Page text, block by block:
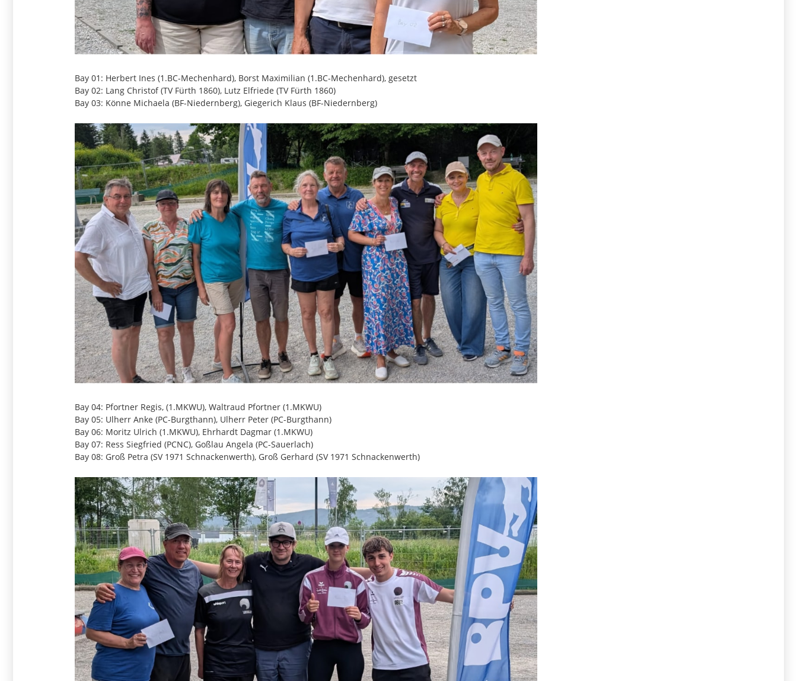
Bay 01: Herbert Ines (1.BC-Mechenhard), Borst Maximilian (1.BC-Mechenhard), gesetzt
Bay 02: Lang Christof (TV Fürth 1860), Lutz Elfriede (TV Fürth 1860)
Bay 03: Könne Michaela (BF-Niedernberg), Giegerich Klaus (BF-Niedernberg)
Bay 04: Pfortner Regis, (1.MKWU), Waltraud Pfortner (1.MKWU)
Bay 05: Ulherr Anke (PC-Burgthann), Ulherr Peter (PC-Burgthann)
Bay 06: Moritz Ulrich (1.MKWU), Ehrhardt Dagmar (1.MKWU)
Bay 07: Ress Siegfried (PCNC), Goßlau Angela (PC-Sauerlach)
Bay 08: Groß Petra (SV 1971 Schnackenwerth), Groß Gerhard (SV 1971 Schnackenwerth)